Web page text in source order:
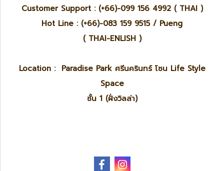
Customer Support : (+66)-099 156 4992 ( THAI )
Hot Line : (+66)-083 159 9515 / Pueng
( THAI-ENLISH )
Location : Paradise Park ศรีนครินทร์ โซน Life Style
Space
ชั้น 1 (ฝั่งวิลล่า)